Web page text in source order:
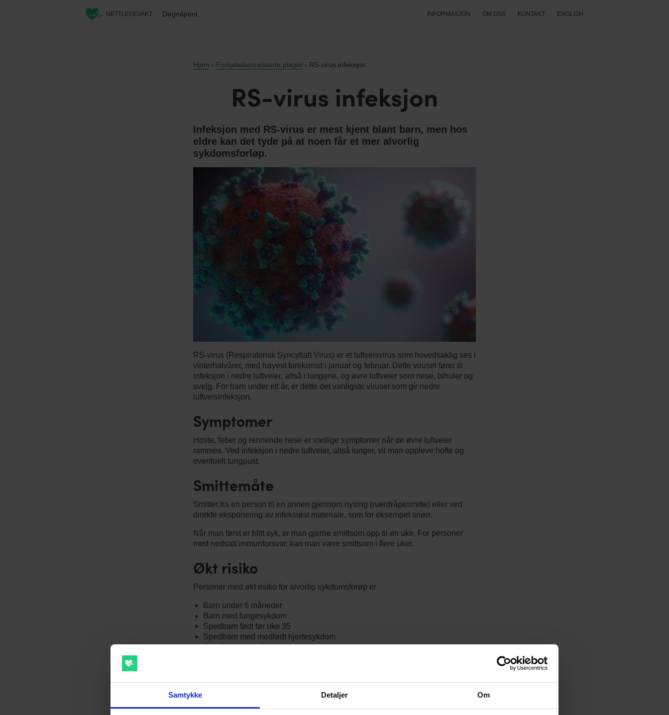
Samtykke Detaljer Om
NETTLEGEVAKT Døgnåpent INFORMASJON OM OSS KONTAKT ENGLISH
Hjem › Forkjølelsesrelaterte plager› RS-virus infeksjon
RS-virus infeksjon
Infeksjon med RS-virus er mest kjent blant barn, men hos
eldre kan det tyde på at noen får et mer alvorlig
sykdomsforløp.
RS-virus (Respiratorisk Syncytialt Virus) er et luftveisvirus som hovedsaklig ses i
vinterhalvåret, med høyest forekomst i januar og februar. Dette viruset fører til
infeksjon i nedre luftveier, altså i lungene, og øvre luftveier som nese, bihuler og
svelg. For barn under ett år, er dette det vanligste viruset som gir nedre
luftveisinfeksjon.
Symptomer
Hoste, feber og rennende nese er vanlige symptomer når de øvre luftveier
rammes. Ved infeksjon i nedre luftveier, altså lunger, vil man oppleve hofte og
eventuelt tungpust.
Smittemåte
Smitter fra en person til en annen gjennom nysing (nærdråpesmitte) eller ved
direkte eksponering av infeksiøst materiale, som for eksempel snørr.
Når man først er blitt syk, er man gjerne smittsom opp til en uke. For personer
med nedsatt immunforsvar, kan man være smittsom i flere uker.
Økt risiko
Personer med økt risiko for alvorlig sykdomsforøp er
Barn under 6 måneder
Barn med lungesykdom
Spedbarn født før uke 35
Spedbarn med medfødt hjertesykdom
Spedbarn utsatt for passiv røyking
Voksne og eldre med kronisk lungesykdom, f.eks KOLS
Eldre på sykehjem